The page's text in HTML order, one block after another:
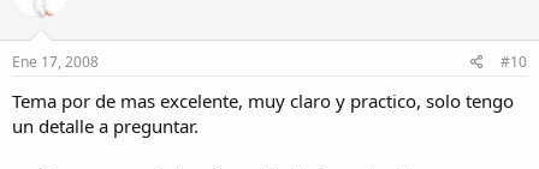
Ene 17, 2008 #10
Tema por de mas excelente, muy claro y practico, solo tengo
un detalle a preguntar.